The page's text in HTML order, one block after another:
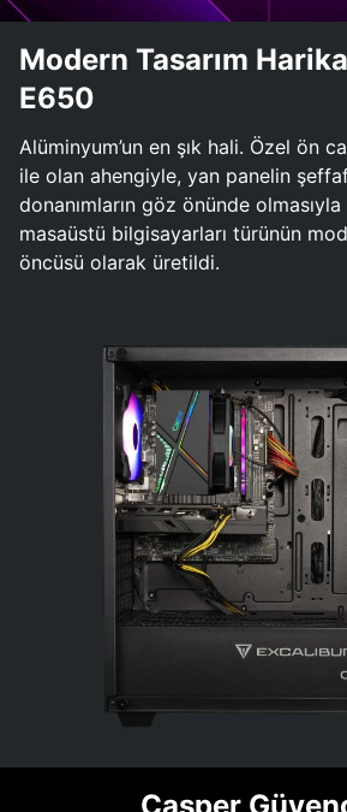
Modern Tasarım
E650
Alüminyum’un en şık hali. Özel ön
ile olan ahengiyle, yan panelin
donanımların göz önünde
masaüstü bilgisayarları türünün
öncüsü olarak üretildi.